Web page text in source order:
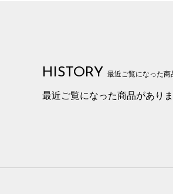
HISTORY 最近ご覧になった商
最近ご覧になった商品がありま